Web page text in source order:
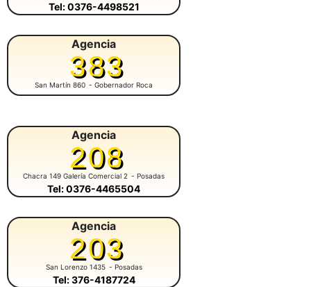
Tel: 0376-4498521
Agencia
383
San Martín 860 - Gobernador Roca
Agencia
208
Chacra 149 Galería Comercial 2 - Posadas
Tel: 0376-4465504
Agencia
203
San Lorenzo 1435 - Posadas
Tel: 376-4187724